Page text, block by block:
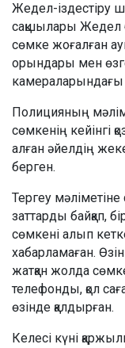
Жедел-іздестіру
сақшылары Жедел
сөмке жоғалған
орындары мен
Полицияның
сөмкенің кейінгі
алған әйелдің
берген.
Тергеу мәліметіне
заттарды байқап,
сөмкені алып
хабарламаған.
жатқан жолда
телефонды, қол
өзінде қалдырған.
Келесі күні